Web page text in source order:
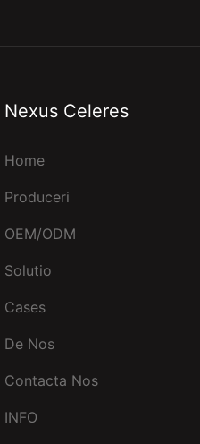
Nexus Celeres
Home
Produceri
OEM/ODM
Solutio
Cases
De Nos
Contacta Nos
INFO